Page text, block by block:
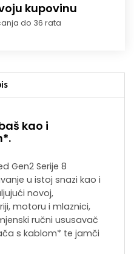
kupovinu
do 36 rata
kao i
Gen2 Serije 8
u istoj snazi kao i
novoj,
motoru i mlaznici,
ručni ususavač
s kablom* te jamči